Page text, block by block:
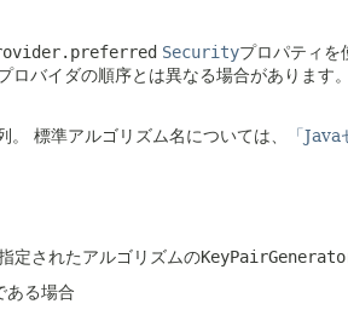
Securityプロパティを
ロバイダの順序とは異なる場合があります。
標準アルゴリズム名については、 「
定されたアルゴリズムの
ある場合